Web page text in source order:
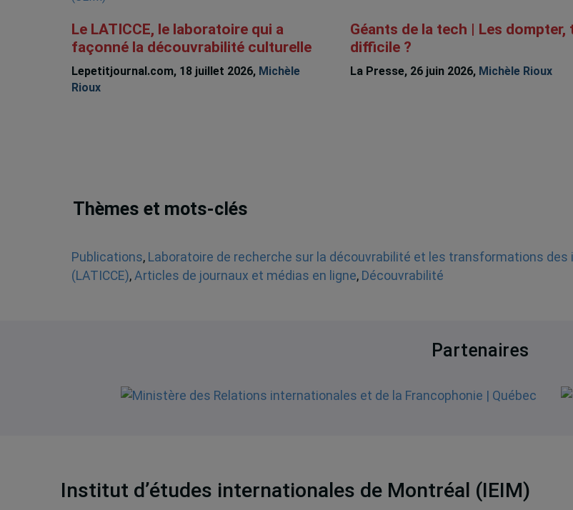
Le LATICCE, le laboratoire qui a
façonné la découvrabilité culturelle
Lepetitjournal.com, 18 juillet 2026, Michèle
Rioux
Géants de la tech | Les dompter,
difficile ?
La Presse, 26 juin 2026, Michèle Rioux
Thèmes et mots-clés
Publications, Laboratoire de recherche sur la découvrabilité et les transformations
(LATICCE), Articles de journaux et médias en ligne, Découvrabilité
Partenaires
Institut d’études internationales de Montréal (IEIM)